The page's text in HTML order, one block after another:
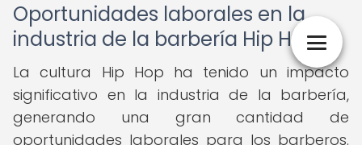
Oportunidades laborales en la
industria de la barbería Hip Hop
La cultura Hip Hop ha tenido un impacto
significativo en la industria de la barbería,
generando una gran cantidad de
oportunidades laborales para los barberos.